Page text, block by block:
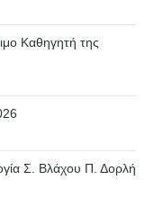
Καθηγητή της
Σ. Βλάχου Π. Δορλή